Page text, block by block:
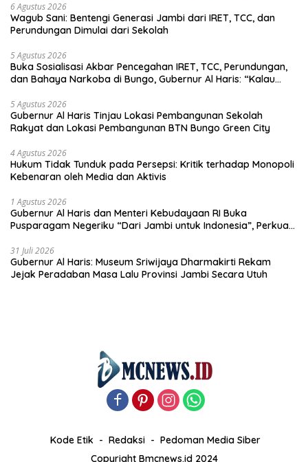
6 Agustus 2026
Wagub Sani: Bentengi Generasi Jambi dari IRET, TCC, dan
Perundungan Dimulai dari Sekolah
5 Agustus 2026
Buka Sosialisasi Akbar Pencegahan IRET, TCC, Perundungan,
dan Bahaya Narkoba di Bungo, Gubernur Al Haris: “Kalau
tangan”
5 Agustus 2026
Gubernur Al Haris Tinjau Lokasi Pembangunan Sekolah
Rakyat dan Lokasi Pembangunan BTN Bungo Green City
4 Agustus 2026
Hukum Tidak Tunduk pada Persepsi: Kritik terhadap Monopoli
Kebenaran oleh Media dan Aktivis
1 Agustus 2026
Gubernur Al Haris dan Menteri Kebudayaan RI Buka
Pusparagam Negeriku “Dari Jambi untuk Indonesia”, Perkuat
31 Juli 2026
Gubernur Al Haris: Museum Sriwijaya Dharmakirti Rekam
Jejak Peradaban Masa Lalu Provinsi Jambi Secara Utuh
Kode Etik Redaksi
Pedoman Media Siber
Copyright Bmcnews.id 2024